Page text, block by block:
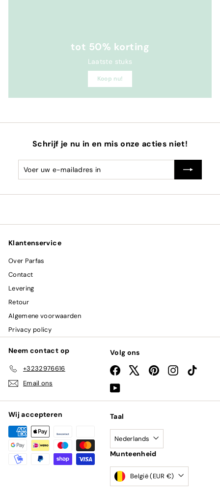
tot 50% korting
Laatste stuks
Koop nu!
Schrijf je nu in en mis onze acties niet!
Voer
uw
Abonneren
Klantenservice
Over Parfas
Contact
Levering
Retour
Algemene voorwaarden
Privacy policy
Neem contact op
+3232976616
Email ons
Volg ons
Facebook PinterestInstagram
YouTube
Wij accepteren Taal
Nederlands
Munteenheid
België (EUR €)